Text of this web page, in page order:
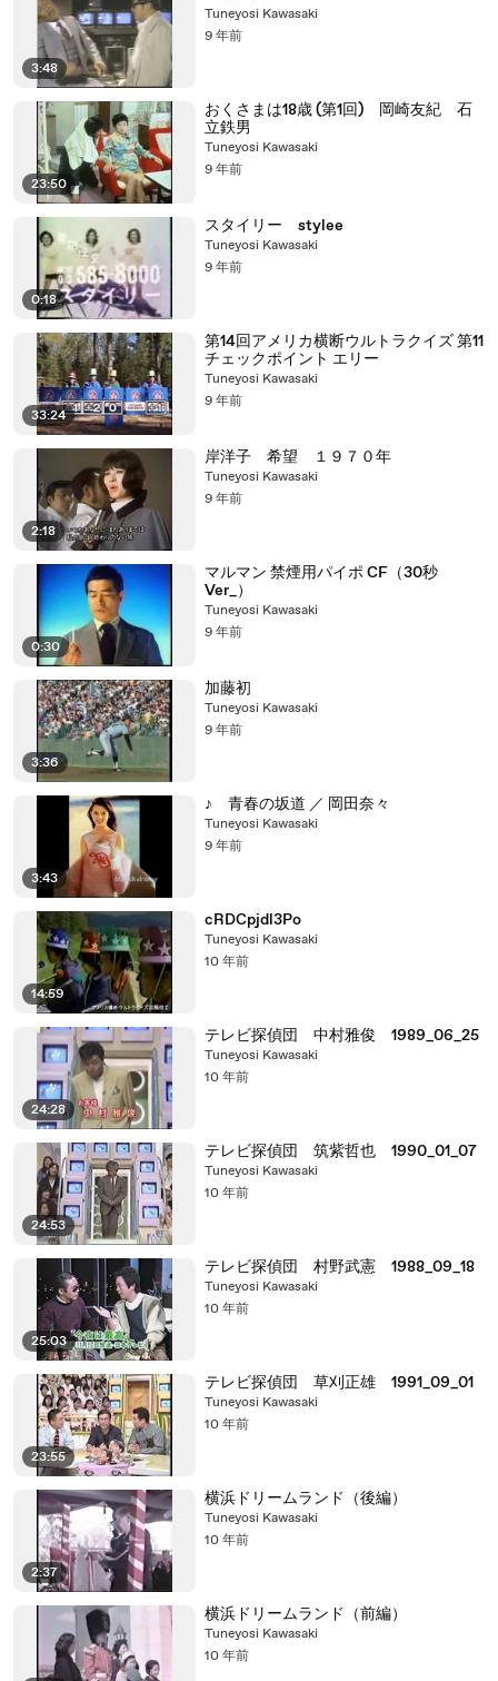
3:48
Tuneyosi Kawasaki
9 年前
23:50
おくさまは18歳 (第1回) 岡崎友紀 石
立鉄男
Tuneyosi Kawasaki
9 年前
0:18
スタイリー stylee
Tuneyosi Kawasaki
9 年前
33:24
第14回アメリカ横断ウルトラクイズ 第11
チェックポイント エリー
Tuneyosi Kawasaki
9 年前
2:18
岸洋子 希望 １９７０年
Tuneyosi Kawasaki
9 年前
0:30
マルマン 禁煙用パイポ CF（30秒
Ver_）
Tuneyosi Kawasaki
9 年前
3:36
加藤初
Tuneyosi Kawasaki
9 年前
3:43
♪ 青春の坂道 ／ 岡田奈々
Tuneyosi Kawasaki
9 年前
14:59
cRDCpjdl3Po
Tuneyosi Kawasaki
10 年前
24:28
テレビ探偵団 中村雅俊 1989_06_25
Tuneyosi Kawasaki
10 年前
24:53
テレビ探偵団 筑紫哲也 1990_01_07
Tuneyosi Kawasaki
10 年前
25:03
テレビ探偵団 村野武憲 1988_09_18
Tuneyosi Kawasaki
10 年前
23:55
テレビ探偵団 草刈正雄 1991_09_01
Tuneyosi Kawasaki
10 年前
2:37
横浜ドリームランド（後編）
Tuneyosi Kawasaki
10 年前
横浜ドリームランド（前編）
Tuneyosi Kawasaki
10 年前